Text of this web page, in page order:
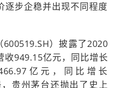
逐步企稳并出现不同程度
）披露了2020
收949.15亿元，同比增长
亿元，同比增长
贵州茅台还抛出了史上